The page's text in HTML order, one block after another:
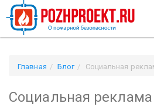
Главная Блог Социальная
Социальная